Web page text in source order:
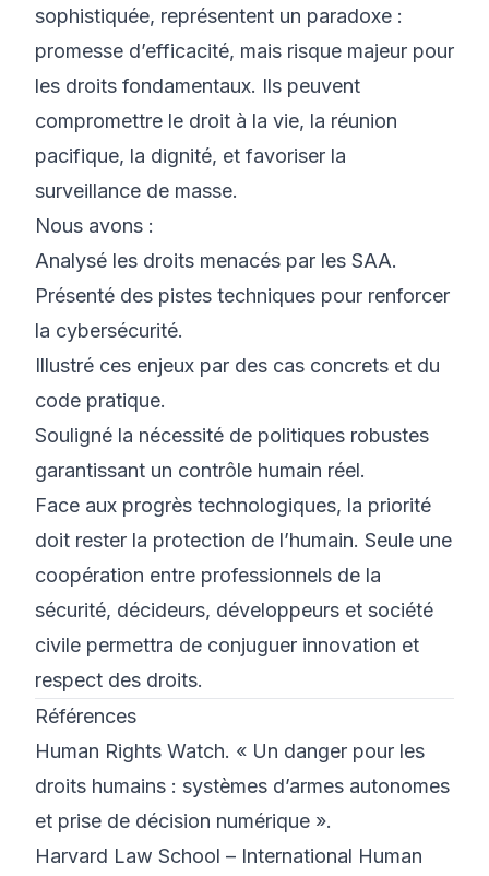
sophistiquée, représentent un paradoxe :
promesse d’efficacité, mais risque majeur pour
les droits fondamentaux. Ils peuvent
compromettre le droit à la vie, la réunion
pacifique, la dignité, et favoriser la
surveillance de masse.
Nous avons :
Analysé les droits menacés par les SAA.
Présenté des pistes techniques pour renforcer
la cybersécurité.
Illustré ces enjeux par des cas concrets et du
code pratique.
Souligné la nécessité de politiques robustes
garantissant un contrôle humain réel.
Face aux progrès technologiques, la priorité
doit rester la protection de l’humain. Seule une
coopération entre professionnels de la
sécurité, décideurs, développeurs et société
civile permettra de conjuguer innovation et
respect des droits.
Références
Human Rights Watch. « Un danger pour les
droits humains : systèmes d’armes autonomes
et prise de décision numérique ».
Harvard Law School – International Human